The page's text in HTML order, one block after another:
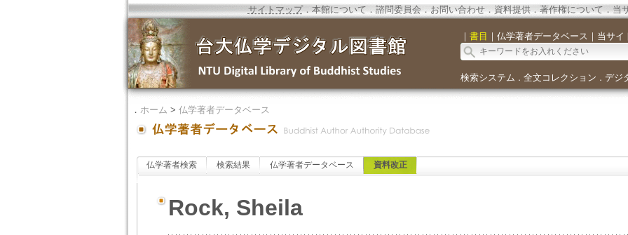
サイトマップ．本館について．諮問委員会． お問い合わせ． 資料提供．著作権について．当
｜ 書目 ｜ 仏学著者データベース ｜ 当サイ
検索システム ． 全文コレクション ． デジ
． ホーム > 仏学著者データベース
仏学著者検索 検索結果 仏学著者データベース 資料改正
Rock, Sheila